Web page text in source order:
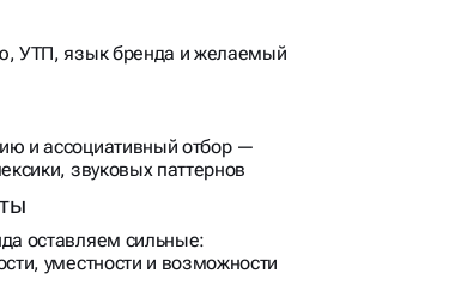
УТП, язык бренда и желаемый
и ассоциативный отбор —
звуковых паттернов
оставляем сильные:
уместности и возможности